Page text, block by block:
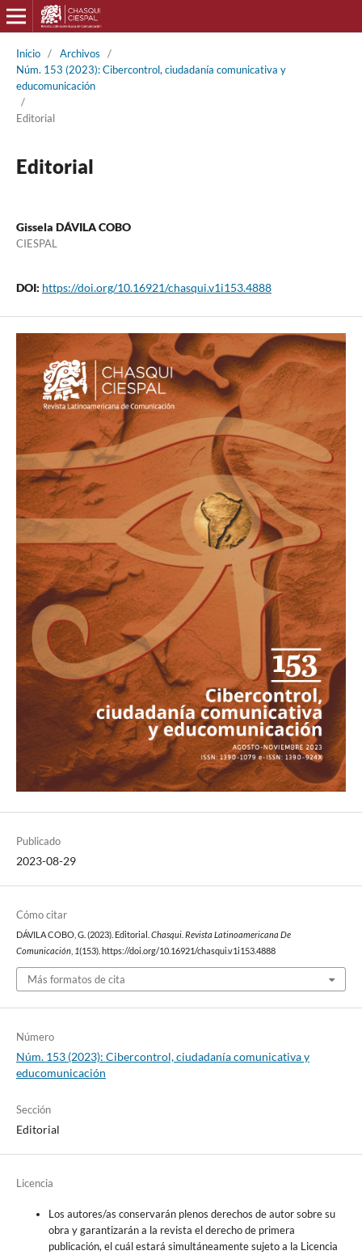
Inicio / Archivos
/
Núm. 153 (2023): Cibercontrol, ciudadanía comunicativa y
educomunicación
/
Editorial
Editorial
Gissela DÁVILA COBO
CIESPAL
DOI: https://doi.org/10.16921/chasqui.v1i153.4888
Publicado
2023-08-29
Cómo citar
DÁVILA COBO, G. (2023). Editorial. Chasqui. Revista Latinoamericana De
Comunicación, 1(153). https://doi.org/10.16921/chasqui.v1i153.4888
Más formatos de cita
Número
Núm. 153 (2023): Cibercontrol, ciudadanía comunicativa y
educomunicación
Sección
Editorial
Licencia
Los autores/as conservarán plenos derechos de autor sobre su
obra y garantizarán a la revista el derecho de primera
publicación, el cuál estará simultáneamente sujeto a la Licencia